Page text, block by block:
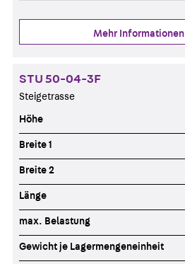
Mehr Informationen
STU 50-04-3F
Steigetrasse
Höhe
Breite 1
Breite 2
Länge
max. Belastung
Gewicht je Lagermengeneinheit